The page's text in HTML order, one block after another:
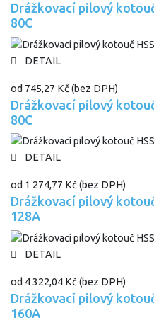
Drážkovací pilový
80C
DETAIL
od 745,27 Kč (bez DPH)
Drážkovací pilový
80C
DETAIL
od 1 274,77 Kč(bez DPH)
Drážkovací pilový
128A
DETAIL
od 4 322,04 Kč (bez DPH)
Drážkovací pilový
160A